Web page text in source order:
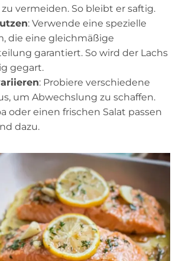
vermeiden. So bleibt er saftig.
: Verwende eine spezielle
die eine gleichmäßige
garantiert. So wird der Lachs
gegart.
: Probiere verschiedene
um Abwechslung zu schaffen.
oder einen frischen Salat passen
dazu.